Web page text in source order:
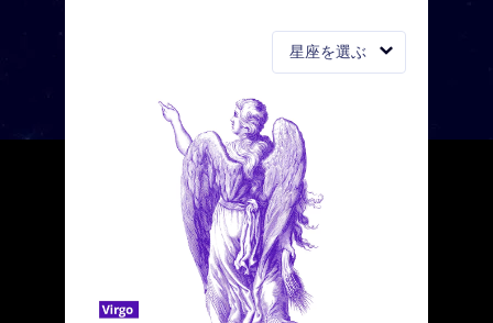
星座を選ぶ